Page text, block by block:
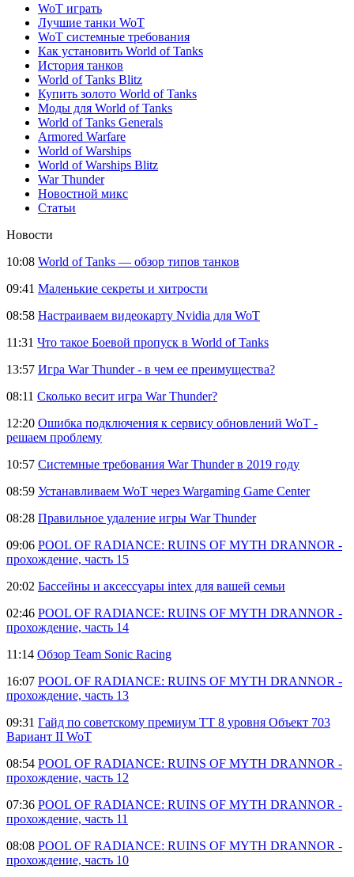
WoT играть
Лучшие танки WoT
WoT системные требования
Как установить World of Tanks
История танков
World of Tanks Blitz
Купить золото World of Tanks
Моды для World of Tanks
World of Tanks Generals
Armored Warfare
World of Warships
World of Warships Blitz
War Thunder
Новостной микс
Статьи
Новости
10:08 World of Tanks — обзор типов танков
09:41 Маленькие секреты и хитрости
08:58 Настраиваем видеокарту Nvidia для WoT
11:31 Что такое Боевой пропуск в World of Tanks
13:57 Игра War Thunder - в чем ее преимущества?
08:11 Сколько весит игра War Thunder?
12:20 Ошибка подключения к сервису обновлений WoT -
решаем проблему
10:57 Системные требования War Thunder в 2019 году
08:59 Устанавливаем WoT через Wargaming Game Center
08:28 Правильное удаление игры War Thunder
09:06 POOL OF RADIANCE: RUINS OF MYTH DRANNOR -
прохождение, часть 15
20:02 Бассейны и аксессуары intex для вашей семьи
02:46 POOL OF RADIANCE: RUINS OF MYTH DRANNOR -
прохождение, часть 14
11:14 Обзор Team Sonic Racing
16:07 POOL OF RADIANCE: RUINS OF MYTH DRANNOR -
прохождение, часть 13
09:31 Гайд по советскому премиум ТТ 8 уровня Объект 703
Вариант II WoT
08:54 POOL OF RADIANCE: RUINS OF MYTH DRANNOR -
прохождение, часть 12
07:36 POOL OF RADIANCE: RUINS OF MYTH DRANNOR -
прохождение, часть 11
08:08 POOL OF RADIANCE: RUINS OF MYTH DRANNOR -
прохождение, часть 10